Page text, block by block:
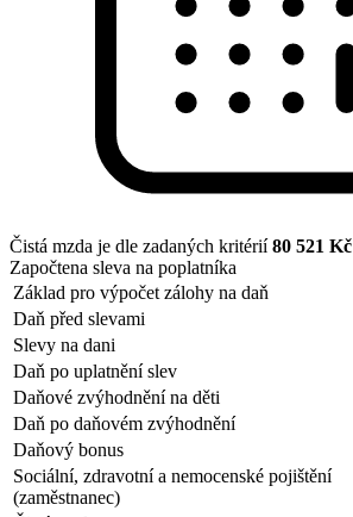
Čistá mzda je dle zadaných kritérií80 521 Kč
Započtena sleva na poplatníka
Základ pro výpočet zálohy na daň
Daň před slevami
Slevy na dani
Daň po uplatnění slev
Daňové zvýhodnění na děti
Daň po daňovém zvýhodnění
Daňový bonus
Sociální, zdravotní a nemocenské pojištění
(zaměstnanec)